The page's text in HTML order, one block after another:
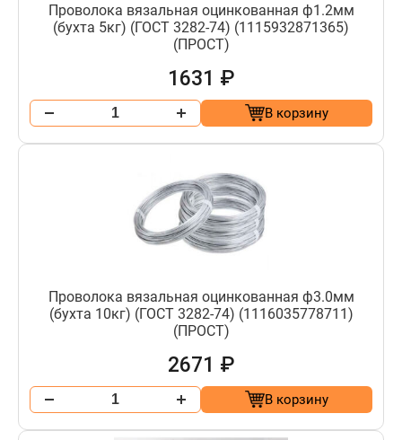
Проволока вязальная оцинкованная ф1.2мм
(бухта 5кг) (ГОСТ 3282-74) (1115932871365)
(ПРОСТ)
1631 ₽
В корзину
Проволока вязальная оцинкованная ф3.0мм
(бухта 10кг) (ГОСТ 3282-74) (1116035778711)
(ПРОСТ)
2671 ₽
В корзину